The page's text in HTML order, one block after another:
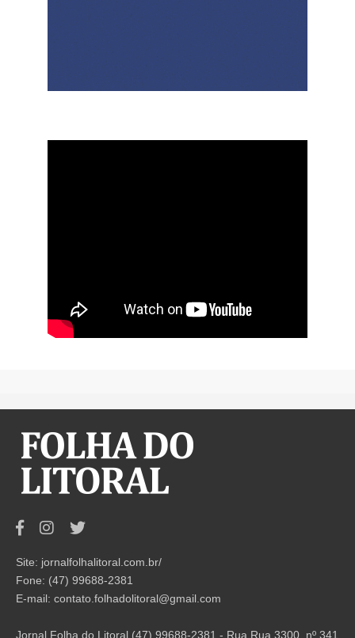
Site: jornalfolhalitoral.com.br/
Fone: (47) 99688-2381
E-mail: contato.folhadolitoral@gmail.com
Jornal Folha do Litoral (47) 99688-2381 - Rua Rua 3300, nº 341